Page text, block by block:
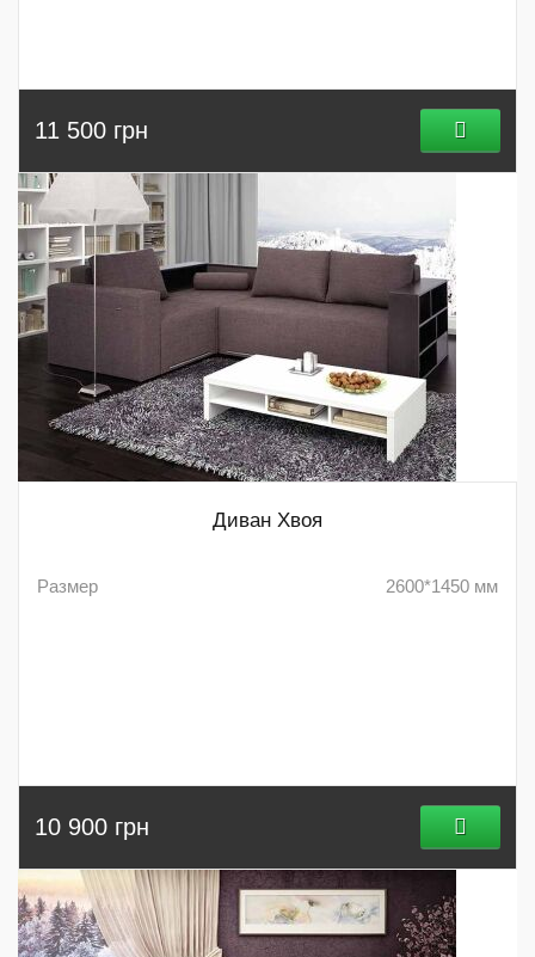
11 500 грн
Диван Хвоя
10 900 грн
Размер 2600*1450 мм